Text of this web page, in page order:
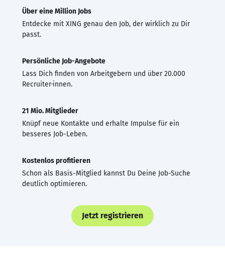
Über eine Million Jobs
Entdecke mit XING genau den Job, der wirklich zu Dir
passt.
Persönliche Job-Angebote
Lass Dich finden von Arbeitgebern und über 20.000
Recruiter·innen.
21 Mio. Mitglieder
Knüpf neue Kontakte und erhalte Impulse für ein
besseres Job-Leben.
Kostenlos profitieren
Schon als Basis-Mitglied kannst Du Deine Job-Suche
deutlich optimieren.
Jetzt registrieren